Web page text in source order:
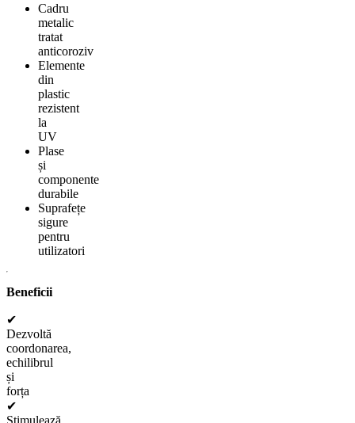
Cadru
metalic
tratat
anticoroziv
Elemente
din
plastic
rezistent
la
UV
Plase
și
componente
durabile
Suprafețe
sigure
pentru
utilizatori
Beneficii
✔
Dezvoltă
coordonarea,
echilibrul
și
forța
✔
Stimulează